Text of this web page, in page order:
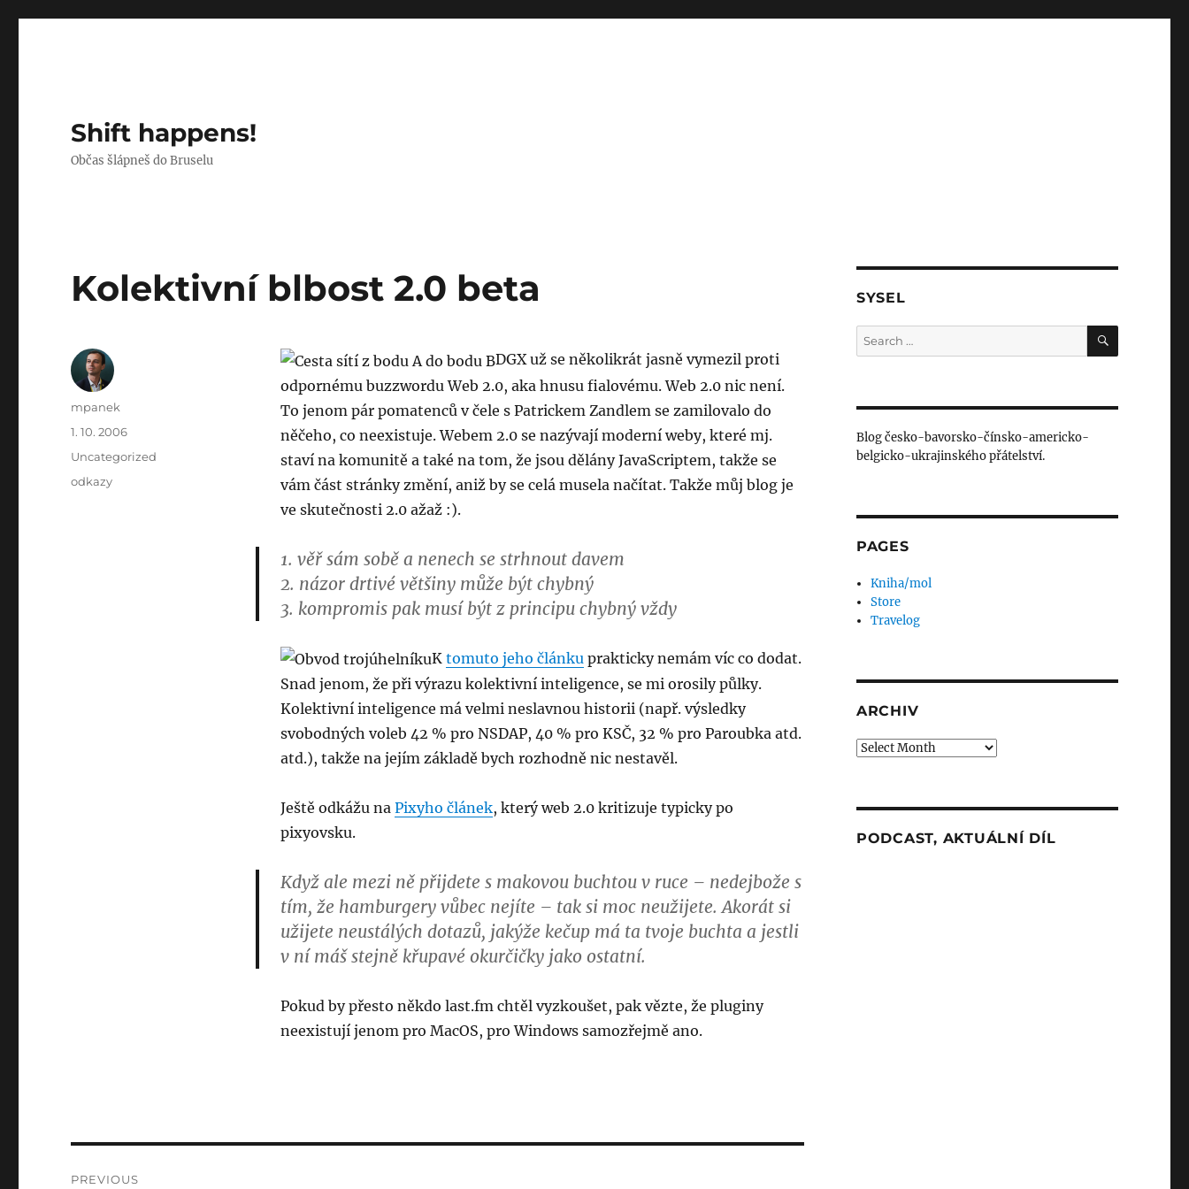
Shift happens!
Občas šlápneš do Bruselu
Kolektivní blbost 2.0 beta
DGX už se několikrát jasně vymezil proti
odpornému buzzwordu Web 2.0, aka hnusu fialovému. Web 2.0 nic není.
To jenom pár pomatenců v čele s Patrickem Zandlem se zamilovalo do
něčeho, co neexistuje. Webem 2.0 se nazývají moderní weby, které mj.
staví na komunitě a také na tom, že jsou dělány JavaScriptem, takže se
vám část stránky změní, aniž by se celá musela načítat. Takže můj blog je
ve skutečnosti 2.0 ažaž :).
1. věř sám sobě a nenech se strhnout davem
2. názor drtivé většiny může být chybný
3. kompromis pak musí být z principu chybný vždy
K tomuto jeho článku prakticky nemám víc co dodat.
Snad jenom, že při výrazu kolektivní inteligence, se mi orosily půlky.
Kolektivní inteligence má velmi neslavnou historii (např. výsledky
svobodných voleb 42 % pro NSDAP, 40 % pro KSČ, 32 % pro Paroubka atd.
atd.), takže na jejím základě bych rozhodně nic nestavěl.
Ještě odkážu na Pixyho článek, který web 2.0 kritizuje typicky po
pixyovsku.
Když ale mezi ně přijdete s makovou buchtou v ruce – nedejbože s
tím, že hamburgery vůbec nejíte – tak si moc neužijete. Akorát si
užijete neustálých dotazů, jakýže kečup má ta tvoje buchta a jestli
v ní máš stejně křupavé okurčičky jako ostatní.
Pokud by přesto někdo last.fm chtěl vyzkoušet, pak vězte, že pluginy
neexistují jenom pro MacOS, pro Windows samozřejmě ano.
Author
mpanek
Posted
1. 10. 2006
Categories
Uncategorized
Tags
odkazy
PREVIOUS
SYSEL
Search
for:
SEARCH
Blog česko-bavorsko-čínsko-americko-
belgicko-ukrajinského přátelství.
PAGES
Kniha/mol
Store
Travelog
ARCHIV
Archiv
PODCAST, AKTUÁLNÍ DÍL